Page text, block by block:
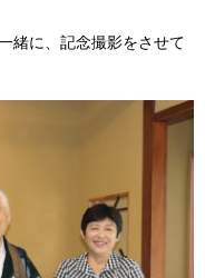
緒に、記念撮影をさせて